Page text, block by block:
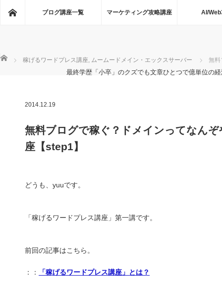
ホームブログ講座一覧 マーケティング攻略講座 AI/
最終学歴「小卒」のクズでも文章ひとつで億単位の
ホーム 稼げるワードプレス講座, ムームードメイン・エックスサーバー 無料
2014.12.19
無料ブログで稼ぐ？ドメインってなん
座【step1】
どうも、yuuです。
「稼げるワードプレス講座」第一講です。
前回の記事はこちら。
：： 「稼げるワードプレス講座」とは？